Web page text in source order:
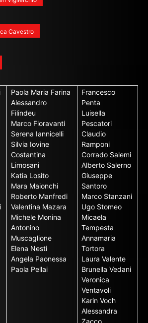
Cavestro
Paola Maria Farina
Alessandro
Filindeu
Marco Fioravanti
Serena Iannicelli
Silvia Iovine
Costantina
Limosani
Katia Losito
Mara Maionchi
Roberto Manfredi
Valentina Mazara
Michele Monina
Antonino
Muscaglione
Elena Nesti
Angela Paonessa
Paola Pellai
Francesco
Penta
Luisella
Pescatori
Claudio
Ramponi
Corrado Salemi
Alberto Salerno
Giuseppe
Santoro
Marco Stanzani
Ugo Stomeo
Micaela
Tempesta
Annamaria
Tortora
Laura Valente
Brunella Vedani
Veronica
Ventavoli
Karin Voch
Alessandra